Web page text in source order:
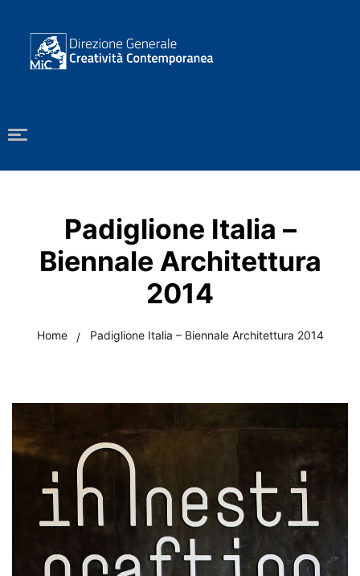
Padiglione Italia –
Biennale Architettura
2014
Home Padiglione Italia – Biennale Architettura 2014